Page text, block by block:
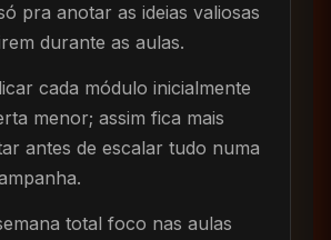
pra anotar as ideias valiosas
durante as aulas.
cada módulo inicialmente
menor; assim fica mais
antes de escalar tudo numa
total foco nas aulas